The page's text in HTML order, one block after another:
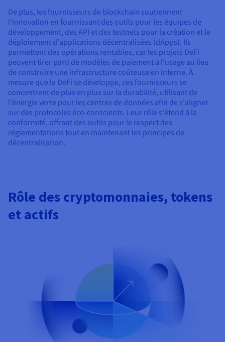
De plus, les fournisseurs de blockchain soutiennent
l'innovation en fournissant des outils pour les équipes de
développement, des API et des testnets pour la création et le
déploiement d'applications décentralisées (dApps). Ils
permettent des opérations rentables, car les projets DeFi
peuvent tirer parti de modèles de paiement à l'usage au lieu
de construire une infrastructure coûteuse en interne. À
mesure que la DeFi se développe, ces fournisseurs se
concentrent de plus en plus sur la durabilité, utilisant de
l'énergie verte pour les centres de données afin de s'aligner
sur des protocoles éco-conscients. Leur rôle s'étend à la
conformité, offrant des outils pour le respect des
réglementations tout en maintenant les principes de
décentralisation.
Rôle des cryptomonnaies, tokens
et actifs